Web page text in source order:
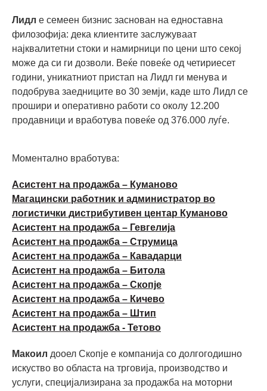
Лидл е семеен бизнис заснован на едноставна
филозофија: дека клиентите заслужуваат
најквалитетни стоки и намирници по цени што секој
може да си ги дозволи. Веќе повеќе од четириесет
години, уникатниот пристап на Лидл ги менувa и
подобрувa заедниците во 30 земји, каде што Лидл се
прошири и оперативно работи со околу 12.200
продавници и вработува повеќе од 376.000 луѓе.
Моментално вработува:
Асистент на продажба – Куманово
Магацински работник и администратор во
логистички дистрибутивен центар Куманово
Асистент на продажба – Гевгелија
Асистент на продажба – Струмица
Асистент на продажба – Кавадарци
Асистент на продажба – Битола
Асистент на продажба – Скопје
Асистент на продажба – Кичево
Асистент на продажба – Штип
Асистент на продажба - Тетово
Макоил дооел Скопје е компанија со долгогодишно
искуство во областа на трговија, производство и
услуги, специјализирана за продажба на моторни